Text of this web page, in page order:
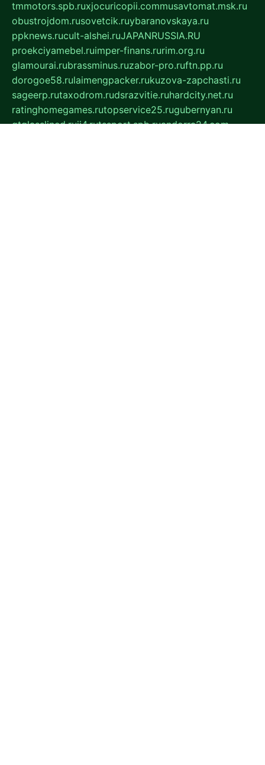
tmmotors.spb.ruxjocuricopii.commusavtomat.msk.ru
obustrojdom.rusovetcik.ruybaranovskaya.ru
ppknews.rucult-alshei.ruJAPANRUSSIA.RU
proekciyamebel.ruimper-finans.rurim.org.ru
glamourai.rubrassminus.ruzabor-pro.ruftn.pp.ru
dorogoe58.rulaimengpacker.rukuzova-zapchasti.ru
sageerp.rutaxodrom.rudsrazvitie.ruhardcity.net.ru
ratinghomegames.rutopservice25.rugubernyan.ru
gtglasslined.ruii4.rutssport.spb.ruandorra24.com